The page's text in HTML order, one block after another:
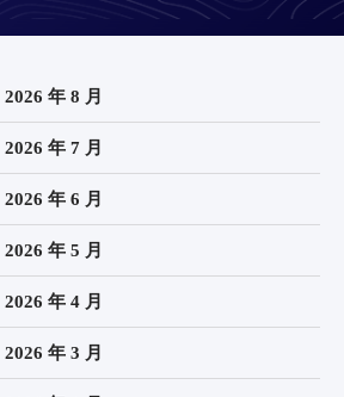
2026 年 8 月
2026 年 7 月
2026 年 6 月
2026 年 5 月
2026 年 4 月
2026 年 3 月